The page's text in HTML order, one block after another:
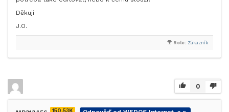
Děkuji
J.O.
Role: Zákazník
0
150.53K